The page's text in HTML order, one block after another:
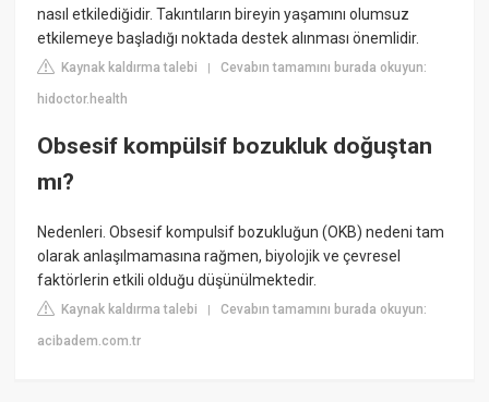
nasıl etkilediğidir. Takıntıların bireyin yaşamını olumsuz
etkilemeye başladığı noktada destek alınması önemlidir.
Kaynak kaldırma talebi |Cevabın tamamını burada okuyun:
hidoctor.health
Obsesif kompülsif bozukluk doğuştan
mı?
Nedenleri. Obsesif kompulsif bozukluğun (OKB) nedeni tam
olarak anlaşılmamasına rağmen, biyolojik ve çevresel
faktörlerin etkili olduğu düşünülmektedir.
Kaynak kaldırma talebi |Cevabın tamamını burada okuyun:
acibadem.com.tr